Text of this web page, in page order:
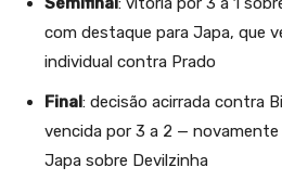
com destaque para Japa, que
individual contra Prado
Final: decisão acirrada contra
vencida por 3 a 2 —
Japa sobre Devilzinha